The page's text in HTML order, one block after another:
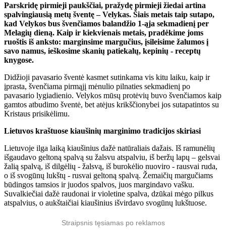
Parskridę pirmieji paukščiai, pražydę pirmieji žiedai artina
spalvingiausią metų šventę – Velykas. Šiais metais taip sutapo,
kad Velykos bus švenčiamos balandžio 1-ąja sekmadienį per
Melagių dieną. Kaip ir kiekvienais metais, pradėkime joms
ruoštis iš anksto: marginsime margučius, įsileisime žalumos į
savo namus, ieškosime skanių patiekalų, kepinių - receptų
knygose.
Didžioji pavasario šventė kasmet sutinkama vis kitu laiku, kaip ir
įprasta, švenčiama pirmąjį mėnulio pilnaties sekmadienį po
pavasario lygiadienio. Velykos mūsų protėvių buvo švenčiamos kaip
gamtos atbudimo šventė, bet atėjus krikščionybei jos sutapatintos su
Kristaus prisikėlimu.
Lietuvos kraštuose kiaušinių marginimo tradicijos skiriasi
Lietuvoje ilga laiką kiaušinius dažė natūraliais dažais. Iš ramunėlių
išgaudavo geltoną spalvą su žalsvu atspalviu, iš beržų lapų – gelsvai
žalią spalvą, iš dilgėlių - žalsvą, iš burokėlio nuoviro - rausvai ruda,
o iš svogūnų lukštų - rusvai geltoną spalvą. Žemaičių margučiams
būdingos tamsios ir juodos spalvos, juos margindavo vašku.
Suvalkiečiai dažė raudonai ir violetine spalva, dzūkai mėgo pilkus
atspalvius, o aukštaičiai kiaušinius išvirdavo svogūnų lukštuose.
Straipsnis tęsiamas po reklamos